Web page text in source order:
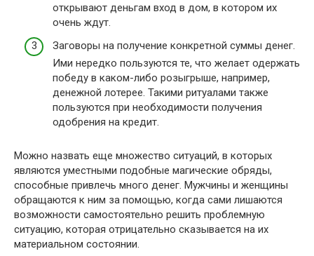
открывают деньгам вход в дом, в котором их
очень ждут.
Заговоры на получение конкретной суммы денег.
Ими нередко пользуются те, что желает одержать
победу в каком-либо розыгрыше, например,
денежной лотерее. Такими ритуалами также
пользуются при необходимости получения
одобрения на кредит.
Можно назвать еще множество ситуаций, в которых
являются уместными подобные магические обряды,
способные привлечь много денег. Мужчины и женщины
обращаются к ним за помощью, когда сами лишаются
возможности самостоятельно решить проблемную
ситуацию, которая отрицательно сказывается на их
материальном состоянии.